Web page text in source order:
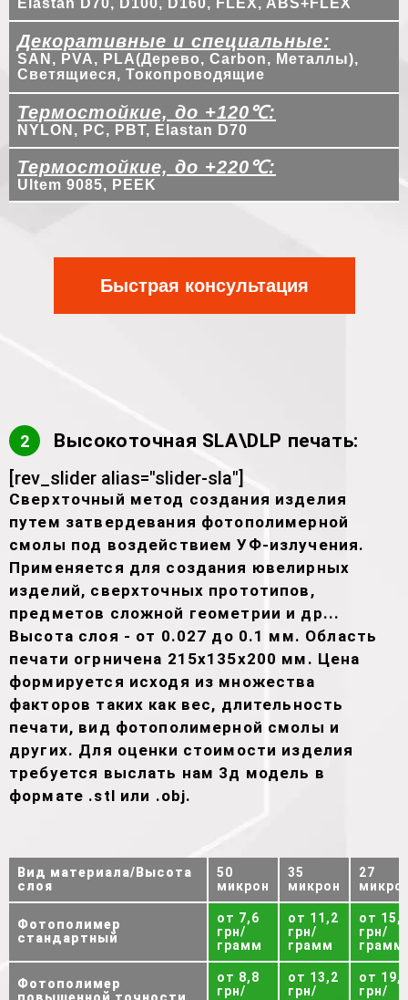
Elastan D70, D100, D160, FLEX, ABS+FLEX
Декоративные и специальные:
SAN, PVA, PLA(Дерево, Carbon, Металлы),
Светящиеся, Токопроводящие
Термостойкие, до +120℃:
NYLON, PC, PBT, Elastan D70
Термостойкие, до +220℃:
Ultem 9085, PEEK
Быстрая консультация
2
Высокоточная SLA\DLP печать:
[rev_slider alias="slider-sla"]
Сверхточный метод создания изделия
путем затвердевания фотополимерной
смолы под воздействием УФ-излучения.
Применяется для создания ювелирных
изделий, сверхточных прототипов,
предметов сложной геометрии и др...
Высота слоя - от 0.027 до 0.1 мм. Область
печати огрничена 215х135х200 мм. Цена
формируется исходя из множества
факторов таких как вес, длительность
печати, вид фотополимерной смолы и
других. Для оценки стоимости изделия
требуется выслать нам 3д модель в
формате .stl или .obj.
Вид материала/Высота
слоя
50
микрон
35
микрон
27
Фотополимер
стандартный
от 7,6
грн/
грамм
от 11,2
грн/
грамм
от
грн/
грамм
Фотополимер
от 8,8
грн/
от 13,2
грн/
от
грн/